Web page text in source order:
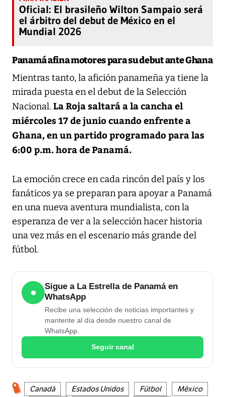
Oficial: El brasileño Wilton Sampaio será
el árbitro del debut de México en el
Mundial 2026
Panamá afina motores para su debut ante Ghana
Mientras tanto, la afición panameña ya tiene la
mirada puesta en el debut de la Selección
Nacional. La Roja saltará a la cancha el
miércoles 17 de junio cuando enfrente a
Ghana, en un partido programado para las
6:00 p.m. hora de Panamá.
La emoción crece en cada rincón del país y los
fanáticos ya se preparan para apoyar a Panamá
en una nueva aventura mundialista, con la
esperanza de ver a la selección hacer historia
una vez más en el escenario más grande del
fútbol.
●
Sigue a La Estrella de Panamá en
WhatsApp
Recibe una selección de noticias importantes y
mantente al día desde nuestro canal de
WhatsApp.
Seguir canal
Canadá Estados Unidos Fútbol
México